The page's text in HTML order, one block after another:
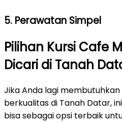
5. Perawatan Simpel
Pilihan Kursi Cafe
Dicari di Tanah
Jika Anda lagi
berkualitas di Tanah Datar,
bisa sebagai opsi terbaik